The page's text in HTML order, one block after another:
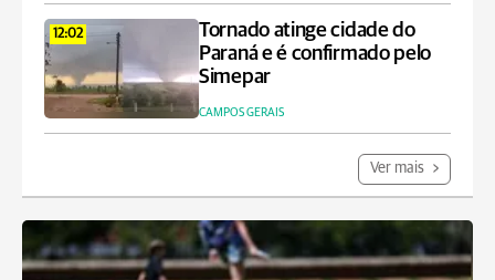
12:02
Tornado atinge cidade do
Paraná e é confirmado pelo
Simepar
CAMPOS GERAIS
Ver mais